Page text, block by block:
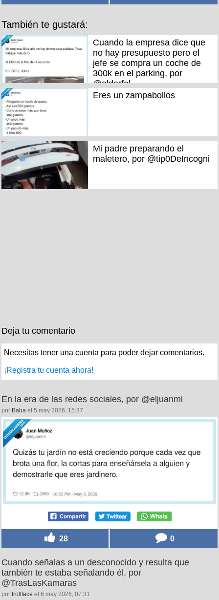
También te gustará:
Cuando la empresa dice que
no hay presupuesto pero el
jefe se compra un coche de
300k en el parking, por
@elderfel
Eres un zampabollos
Mi padre preparando el
maletero, por @tip0DeIncogni
Deja tu comentario
Necesitas tener una cuenta para poder dejar comentarios.
¡Registra tu cuenta ahora!
En la era de las redes sociales, por @eljuanml
por Baba el 5 may 2026, 15:37
28 0
Cuando señalas a un desconocido y resulta que
también te estaba señalando él, por
@TrasLasKamaras
por trollface el 6 may 2026, 07:31